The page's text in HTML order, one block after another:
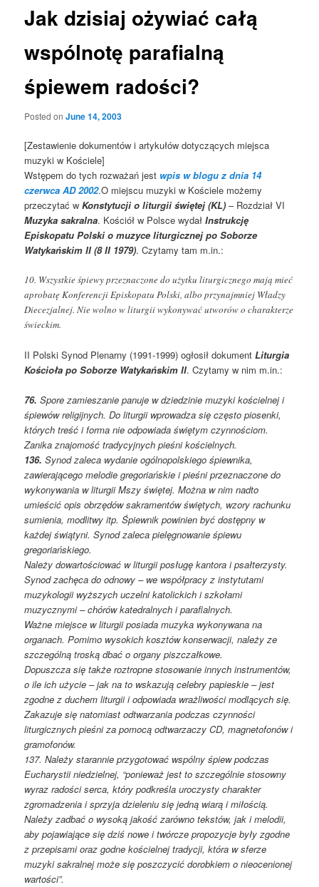
Jak dzisiaj ożywiać całą
wspólnotę parafialną
śpiewem radości?
Posted onJune 14, 2003
[Zestawienie dokumentów i artykułów dotyczących miejsca
muzyki w Kościele]
Wstępem do tych rozważań jest wpis w blogu z dnia 14
czerwca AD 2002.O miejscu muzyki w Kościele możemy
przeczytać wKonstytucji o liturgii świętej (KL) – Rozdział VI
Muzyka sakralna. Kościół w Polsce wydałInstrukcję
Episkopatu Polski o muzyce liturgicznej po Soborze
Watykańskim II (8 II 1979). Czytamy tam m.in.:
10. Wszystkie śpiewy przeznaczone do użytku liturgicznego mają mieć
aprobatę Konferencji Episkopatu Polski, albo przynajmniej Władzy
Diecezjalnej. Nie wolno w liturgii wykonywać utworów o charakterze
świeckim.
II Polski Synod Plenarny (1991-1999) ogłosił dokumentLiturgia
Kościoła po Soborze Watykańskim II. Czytamy w nim m.in.:
76.Spore zamieszanie panuje w dziedzinie muzyki kościelnej i
śpiewów religijnych. Do liturgii wprowadza się często piosenki,
których treść i forma nie odpowiada świętym czynnościom.
Zanika znajomość tradycyjnych pieśni kościelnych.
136.Synod zaleca wydanie ogólnopolskiego śpiewnika,
zawierającego melodie gregoriańskie i pieśni przeznaczone do
wykonywania w liturgii Mszy świętej. Można w nim nadto
umieścić opis obrzędów sakramentów świętych, wzory rachunku
sumienia, modlitwy itp. Śpiewnik powinien być dostępny w
każdej świątyni. Synod zaleca pielęgnowanie śpiewu
gregoriańskiego.
Należy dowartościować w liturgii posługę kantora i psałterzysty.
Synod zachęca do odnowy – we współpracy z instytutami
muzykologii wyższych uczelni katolickich i szkołami
muzycznymi – chórów katedralnych i parafialnych.
Ważne miejsce w liturgii posiada muzyka wykonywana na
organach. Pomimo wysokich kosztów konserwacji, należy ze
szczególną troską dbać o organy piszczałkowe.
Dopuszcza się także roztropne stosowanie innych instrumentów,
o ile ich użycie – jak na to wskazują celebry papieskie – jest
zgodne z duchem liturgii i odpowiada wrażliwości modlących się.
Zakazuje się natomiast odtwarzania podczas czynności
liturgicznych pieśni za pomocą odtwarzaczy CD, magnetofonów i
gramofonów.
137. Należy starannie przygotować wspólny śpiew podczas
Eucharystii niedzielnej, “ponieważ jest to szczególnie stosowny
wyraz radości serca, który podkreśla uroczysty charakter
zgromadzenia i sprzyja dzieleniu się jedną wiarą i miłością.
Należy zadbać o wysoką jakość zarówno tekstów, jak i melodii,
aby pojawiające się dziś nowe i twórcze propozycje były zgodne
z przepisami oraz godne kościelnej tradycji, która w sferze
muzyki sakralnej może się poszczycić dorobkiem o nieocenionej
wartości”.